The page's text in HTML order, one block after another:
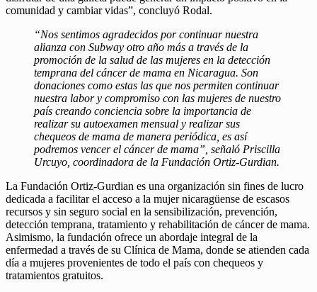
comunidad y cambiar vidas”, concluyó Rodal.
“Nos sentimos agradecidos por continuar nuestra
alianza con Subway otro año más a través de la
promoción de la salud de las mujeres en la detección
temprana del cáncer de mama en Nicaragua. Son
donaciones como estas las que nos permiten continuar
nuestra labor y compromiso con las mujeres de nuestro
país creando conciencia sobre la importancia de
realizar su autoexamen mensual y realizar sus
chequeos de mama de manera periódica, es así
podremos vencer el cáncer de mama”, señaló Priscilla
Urcuyo, coordinadora de la Fundación Ortiz-Gurdian.
La Fundación Ortiz-Gurdian es una organización sin fines de lucro
dedicada a facilitar el acceso a la mujer nicaragüense de escasos
recursos y sin seguro social en la sensibilización, prevención,
detección temprana, tratamiento y rehabilitación de cáncer de mama.
Asimismo, la fundación ofrece un abordaje integral de la
enfermedad a través de su Clínica de Mama, donde se atienden cada
día a mujeres provenientes de todo el país con chequeos y
tratamientos gratuitos.